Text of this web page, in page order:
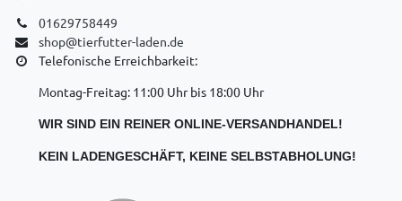
01629758449
shop@tierfutter-laden.de
Telefonische Erreichbarkeit:
Montag-Freitag: 11:00 Uhr bis 18:00 Uhr
WIR SIND EIN REINER ONLINE-VERSANDHANDEL!
KEIN LADENGESCHÄFT, KEINE SELBSTABHOLUNG!